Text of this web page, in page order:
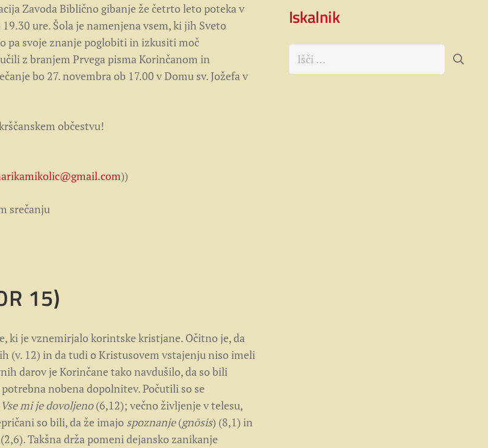
Zavoda Biblično gibanje že četrto leto poteka v
ure. Šola je namenjena vsem, ki jih Sveto
pa svoje znanje poglobiti in izkusiti moč
z branjem Prvega pisma Korinčanom in
bo 27. novembra ob 17.00 v Domu sv. Jožefa v
občestvu!
))
srečanju
15)
ki je vznemirjalo korintske kristjane. Očitno je, da
(v. 12) in da tudi o Kristusovem vstajenju niso imeli
darov je Korinčane tako navdušilo, da so bili
nobena dopolnitev. Počutili so se
Vse mi je dovoljeno(6,12); večno življenje v telesu,
so bili, da že imajo spoznanje(gnōsis) (8,1) in
Takšna drža pomeni dejansko zanikanje
Iskalnik
Išči: